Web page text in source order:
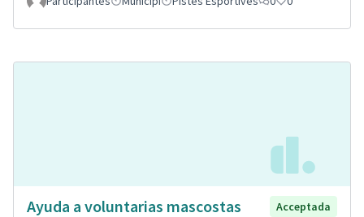
Ayuda a voluntarias mascostas
Acceptada